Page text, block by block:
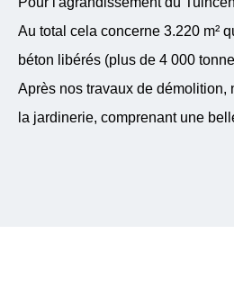
Au total cela concerne 3.220 m²
béton libérés (plus de 4 000
Après nos travaux de démolition,
la jardinerie, comprenant une